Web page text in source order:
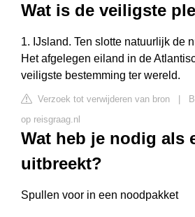
Wat is de veiligste
1. IJsland. Ten slotte natuurlijk de
Het afgelegen eiland in de
veiligste bestemming ter wereld.
Verzoek tot verwijderen van bron
op reisgraag.nl
Wat heb je nodig als
uitbreekt?
Spullen voor in een noodpakket